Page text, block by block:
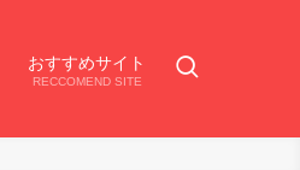
おすすめサイト
RECCOMEND SITE